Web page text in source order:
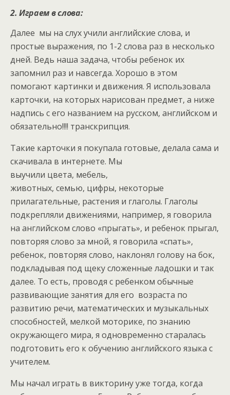
2. Играем в слова:
Далее мы на слух учили английские слова, и
простые выражения, по 1-2 слова раз в несколько
дней. Ведь наша задача, чтобы ребенок их
запомнил раз и навсегда. Хорошо в этом
помогают картинки и движения. Я использовала
карточки, на которых нарисован предмет, а ниже
надпись с его названием на русском, английском и
обязательно!!!! транскрипция.
Такие карточки я покупала готовые, делала сама и
скачивала в интернете. Мы
выучили цвета, мебель,
животных, семью, цифры, некоторые
прилагательные, растения и глаголы. Глаголы
подкрепляли движениями, например, я говорила
на английском слово «прыгать», и ребенок прыгал,
повторяя слово за мной, я говорила «спать»,
ребенок, повторяя слово, наклонял голову на бок,
подкладывая под щеку сложенные ладошки и так
далее. То есть, проводя с ребенком обычные
развивающие занятия для его возраста по
развитию речи, математических и музыкальных
способностей, мелкой моторике, по знанию
окружающего мира, я одновременно старалась
подготовить его к обучению английского языка с
учителем.
Мы начал играть в викторину уже тогда, когда